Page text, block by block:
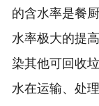
的含水率是餐
水率极大的提
染其他可回收
水在运输、处